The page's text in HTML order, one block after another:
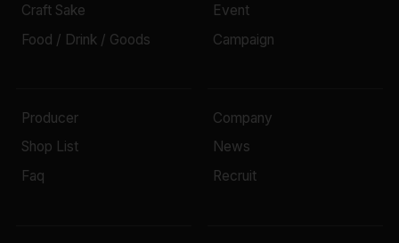
Craft Sake
Food / Drink / Goods
Event
Campaign
Producer
Shop List
Faq
Company
News
Recruit